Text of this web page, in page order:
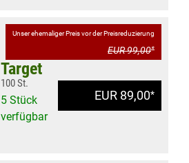
Unser ehemaliger Preis vor der Preisreduzierung
EUR 99,00*
EUR 89,00*
Target
100 St.
5 Stück
verfügbar